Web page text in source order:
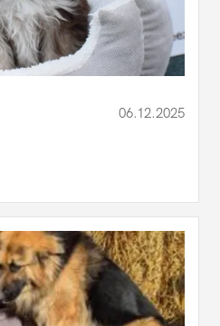
06.12.2025